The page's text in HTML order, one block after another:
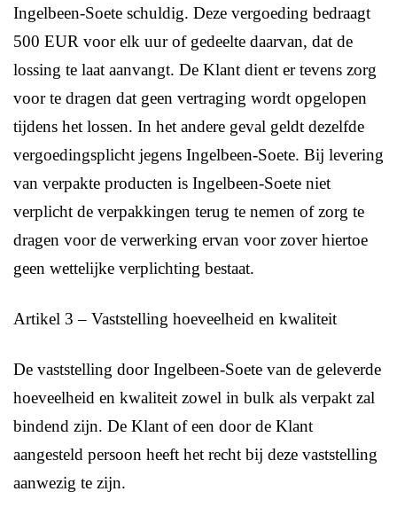
Ingelbeen-Soete schuldig. Deze vergoeding bedraagt
500 EUR voor elk uur of gedeelte daarvan, dat de
lossing te laat aanvangt. De Klant dient er tevens zorg
voor te dragen dat geen vertraging wordt opgelopen
tijdens het lossen. In het andere geval geldt dezelfde
vergoedingsplicht jegens Ingelbeen-Soete. Bij levering
van verpakte producten is Ingelbeen-Soete niet
verplicht de verpakkingen terug te nemen of zorg te
dragen voor de verwerking ervan voor zover hiertoe
geen wettelijke verplichting bestaat.
Artikel 3 – Vaststelling hoeveelheid en kwaliteit
De vaststelling door Ingelbeen-Soete van de geleverde
hoeveelheid en kwaliteit zowel in bulk als verpakt zal
bindend zijn. De Klant of een door de Klant
aangesteld persoon heeft het recht bij deze vaststelling
aanwezig te zijn.